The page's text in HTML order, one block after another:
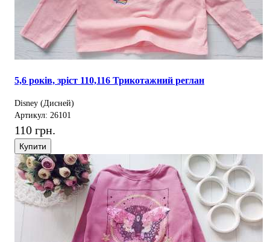
5,6 років, зріст 110,116 Трикотажний реглан
Disney (Дисней)
Артикул: 26101
110 грн.
Купити